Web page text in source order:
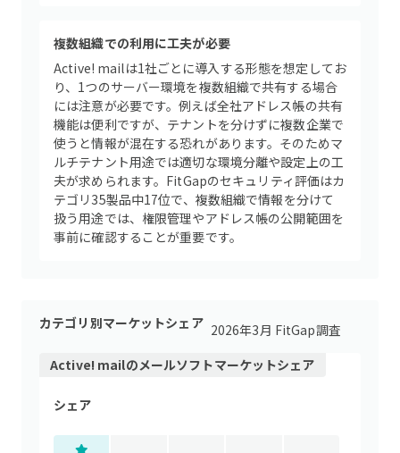
複数組織での利用に工夫が必要
Active! mailは1社ごとに導入する形態を想定してお
り、1つのサーバー環境を複数組織で共有する場合
には注意が必要です。例えば全社アドレス帳の共有
機能は便利ですが、テナントを分けずに複数企業で
使うと情報が混在する恐れがあります。そのためマ
ルチテナント用途では適切な環境分離や設定上の工
夫が求められます。FitGapのセキュリティ評価はカ
テゴリ35製品中17位で、複数組織で情報を分けて
扱う用途では、権限管理やアドレス帳の公開範囲を
事前に確認することが重要です。
カテゴリ別マーケットシェア 2026年3月 FitGap調査
Active! mailのメールソフトマーケットシェア
シェア